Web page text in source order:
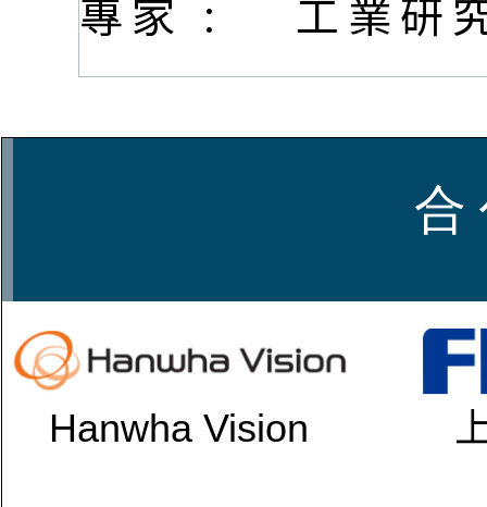
專家 : 工業研
合
Hanwha Vision